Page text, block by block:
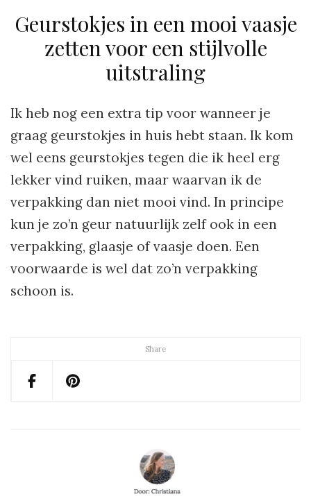
Share
Geurstokjes in een mooi vaasje
zetten voor een stijlvolle
uitstraling
Ik heb nog een extra tip voor wanneer je
graag geurstokjes in huis hebt staan. Ik kom
wel eens geurstokjes tegen die ik heel erg
lekker vind ruiken, maar waarvan ik de
verpakking dan niet mooi vind. In principe
kun je zo’n geur natuurlijk zelf ook in een
verpakking, glaasje of vaasje doen. Een
voorwaarde is wel dat zo’n verpakking
schoon is.